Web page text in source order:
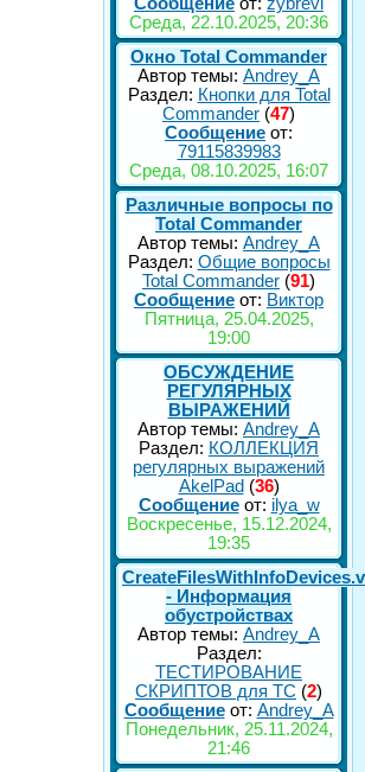
Сообщение от: zybrevl
Среда, 22.10.2025, 20:36
Окно Total Commander
Автор темы: Andrey_A
Раздел: Кнопки для Total
Commander (47)
Сообщение от:
79115839983
Среда, 08.10.2025, 16:07
Различные вопросы по
Total Commander
Автор темы: Andrey_A
Раздел: Общие вопросы
Total Commander (91)
Сообщение от: Виктор
Пятница, 25.04.2025,
19:00
ОБСУЖДЕНИЕ
РЕГУЛЯРНЫХ
ВЫРАЖЕНИЙ
Автор темы: Andrey_A
Раздел: КОЛЛЕКЦИЯ
регулярных выражений
AkelPad (36)
Сообщениеот: ilya_w
Воскресенье, 15.12.2024,
19:35
- Информация
обустройствах
Автор темы: Andrey_A
Раздел:
ТЕСТИРОВАНИЕ
СКРИПТОВ для TC (2)
Сообщениеот: Andrey_A
Понедельник, 25.11.2024,
21:46